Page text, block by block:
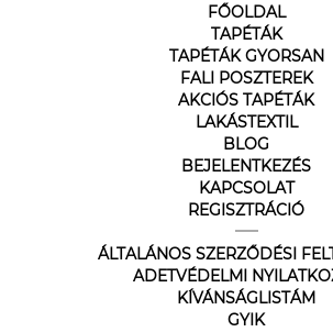
FŐOLDAL
TAPÉTÁK
TAPÉTÁK GYORSAN
FALI POSZTEREK
AKCIÓS TAPÉTÁK
LAKÁSTEXTIL
BLOG
BEJELENTKEZÉS
KAPCSOLAT
REGISZTRÁCIÓ
ÁLTALÁNOS SZERZŐDÉSI
ADETVÉDELMI
KÍVÁNSÁGLISTÁM
GYIK